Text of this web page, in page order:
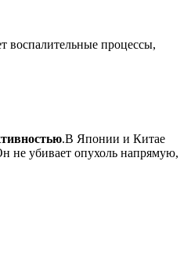
воспалительные процессы,
.В Японии и Китае
не убивает опухоль напрямую,